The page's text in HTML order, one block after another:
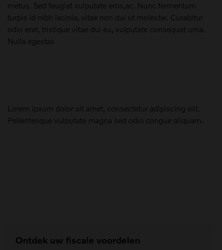
metus. Sed feugiat vulputate eros,ac. Nunc fermentum
turpis id nibh lacinia, vitae non dui ut molestie. Curabitur
odio erat, tristique vitae dui eu, vulputate consequat urna.
Nulla egestas
Lorem ipsum dolor sit amet, consectetur adipiscing elit.
Pellentesque vulputate magna sed odio congue aliquam.
Ontdek uw fiscale voordelen